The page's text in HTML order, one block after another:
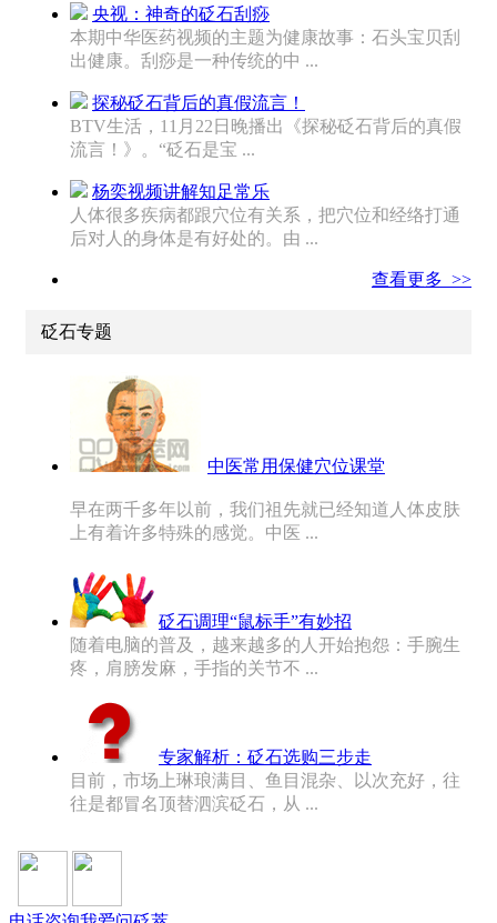
央视：神奇的砭石刮痧
本期中华医药视频的主题为健康故事：石头宝贝刮
出健康。刮痧是一种传统的中 ...
探秘砭石背后的真假流言！
BTV生活，11月22日晚播出《探秘砭石背后的真假
流言！》。“砭石是宝 ...
杨奕视频讲解知足常乐
人体很多疾病都跟穴位有关系，把穴位和经络打通
后对人的身体是有好处的。由 ...
查看更多 >>
砭石专题
中医常用保健穴位课堂
早在两千多年以前，我们祖先就已经知道人体皮肤
上有着许多特殊的感觉。中医 ...
砭石调理“鼠标手”有妙招
随着电脑的普及，越来越多的人开始抱怨：手腕生
疼，肩膀发麻，手指的关节不 ...
专家解析：砭石选购三步走
目前，市场上琳琅满目、鱼目混杂、以次充好，往
往是都冒名顶替泗滨砭石，从 ...